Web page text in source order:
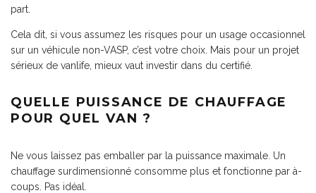
part.
Cela dit, si vous assumez les risques pour un usage occasionnel
sur un véhicule non-VASP, c’est votre choix. Mais pour un projet
sérieux de vanlife, mieux vaut investir dans du certifié.
QUELLE PUISSANCE DE CHAUFFAGE
POUR QUEL VAN ?
Ne vous laissez pas emballer par la puissance maximale. Un
chauffage surdimensionné consomme plus et fonctionne par à-
coups. Pas idéal.